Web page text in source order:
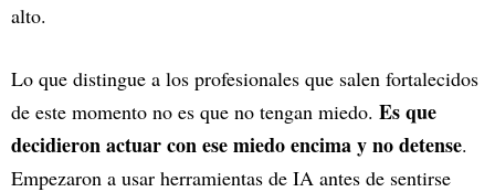
alto.
Lo que distingue a los profesionales que salen fortalecidos
de este momento no es que no tengan miedo. Es que
decidieron actuar con ese miedo encima y no detense.
Empezaron a usar herramientas de IA antes de sentirse